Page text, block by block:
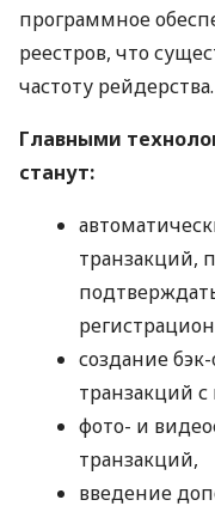
программное
реестров, что
частоту рейдерства.
Главными
станут:
транзакций,
создание
транзакций
фото- и
транзакций,
введение